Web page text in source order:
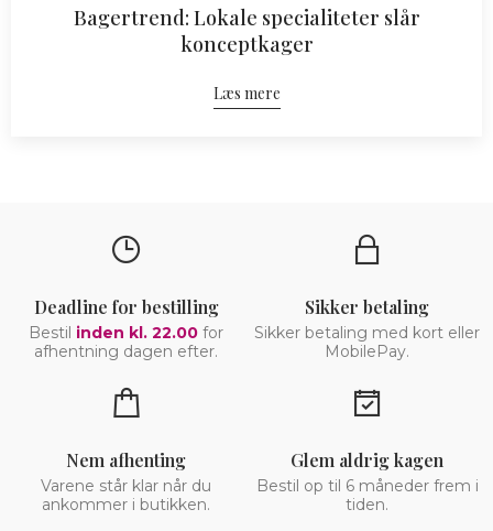
Bagertrend: Lokale specialiteter slår
konceptkager
Læs mere
Deadline for bestilling
Bestil inden kl. 22.00 for
afhentning dagen efter.
Sikker betaling
Sikker betaling med kort eller
MobilePay.
Nem afhenting
Varene står klar når du
ankommer i butikken.
Glem aldrig kagen
Bestil op til 6 måneder frem i
tiden.